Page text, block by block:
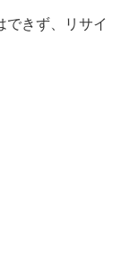
きず、リサイ